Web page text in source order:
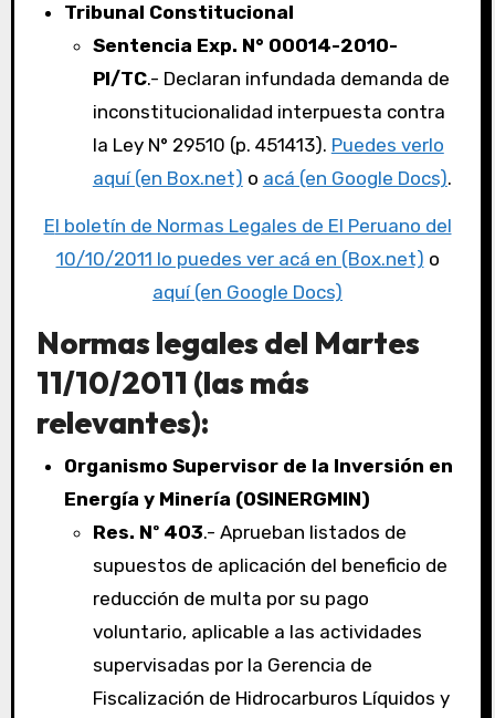
Tribunal Constitucional
Sentencia Exp. N° 00014-2010-
PI/TC.- Declaran infundada demanda de
inconstitucionalidad interpuesta contra
la Ley N° 29510 (p. 451413). Puedes verlo
aquí (en Box.net) o acá (en Google Docs).
El boletín de Normas Legales de El Peruano del
10/10/2011 lo puedes ver acá en (Box.net) o
aquí (en Google Docs)
Normas legales del Martes
11/10/2011 (las más
relevantes):
Organismo Supervisor de la Inversión en
Energía y Minería (OSINERGMIN)
Res. Nº 403.- Aprueban listados de
supuestos de aplicación del beneficio de
reducción de multa por su pago
voluntario, aplicable a las actividades
supervisadas por la Gerencia de
Fiscalización de Hidrocarburos Líquidos y